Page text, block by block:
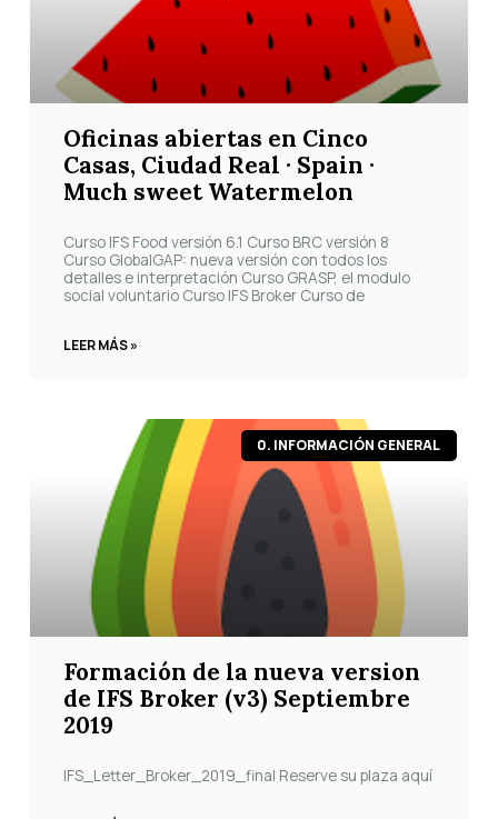
Oficinas abiertas en Cinco
Casas, Ciudad Real · Spain ·
Much sweet Watermelon
Curso IFS Food versión 6.1 Curso BRC versión 8
Curso GlobalGAP: nueva versión con todos los
detalles e interpretación Curso GRASP, el modulo
social voluntario Curso IFS Broker Curso de
LEER MÁS »
0. INFORMACIÓN GENERAL
Formación de la nueva version
de IFS Broker (v3) Septiembre
2019
IFS_Letter_Broker_2019_final Reserve su plaza aquí